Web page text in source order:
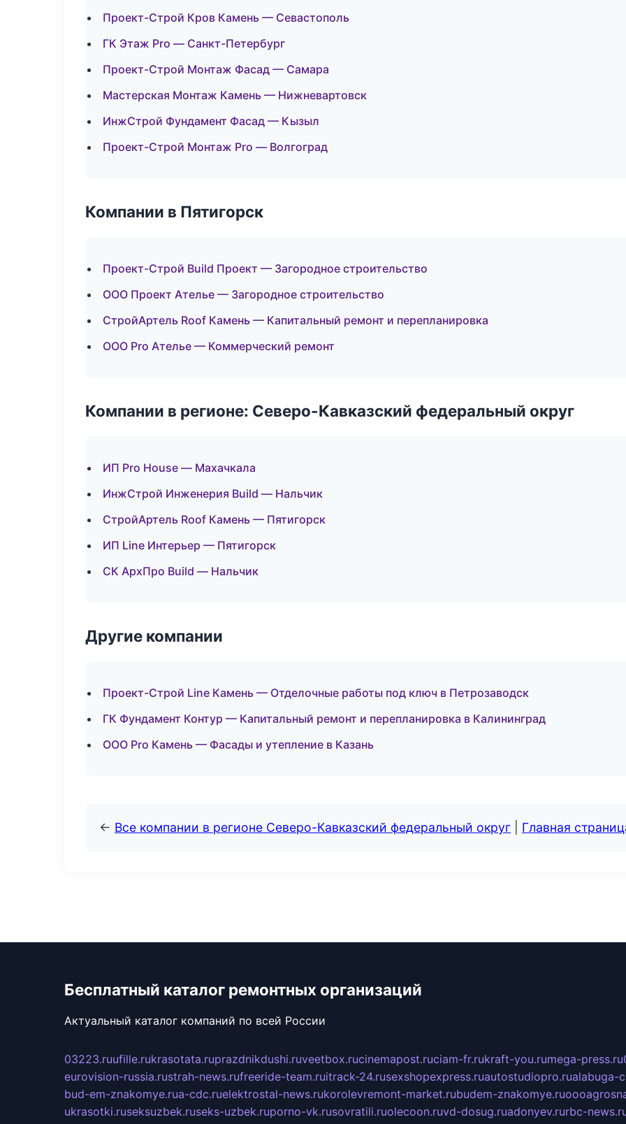
Проект-Строй Кров Камень — Севастополь
ГК Этаж Pro — Санкт-Петербург
Проект-Строй Монтаж Фасад — Самара
Мастерская Монтаж Камень — Нижневартовск
ИнжСтрой Фундамент Фасад — Кызыл
Проект-Строй Монтаж Pro — Волгоград
Компании в Пятигорск
Проект-Строй Build Проект — Загородное строительство
ООО Проект Ателье — Загородное строительство
СтройАртель Roof Камень — Капитальный ремонт и перепланировка
ООО Pro Ателье — Коммерческий ремонт
Компании в регионе: Северо-Кавказский федеральный округ
ИП Pro House — Махачкала
ИнжСтрой Инженерия Build — Нальчик
СтройАртель Roof Камень — Пятигорск
ИП Line Интерьер — Пятигорск
СК АрхПро Build — Нальчик
Другие компании
Проект-Строй Line Камень — Отделочные работы под ключ в Петрозаводск
ГК Фундамент Контур — Капитальный ремонт и перепланировка в Калининград
ООО Pro Камень — Фасады и утепление в Казань
← Все компании в регионе Северо-Кавказский федеральный округ Главная
Бесплатный каталог ремонтных организаций
Актуальный каталог компаний по всей России
03223.ruufille.rukrasotata.ruprazdnikdushi.ruveetbox.rucinemapost.ruciam-fr.rukraft-you.rumega-press.ru
eurovision-russia.rustrah-news.rufreeride-team.ruitrack-24.rusexshopexpress.ruautostudiopro.rualabuga-
bud-em-znakomye.rua-cdc.ruelektrostal-news.rukorolevremont-market.rubudem-znakomye.ru
ukrasotki.ruseksuzbek.ruseks-uzbek.ruporno-vk.rusovratili.ruolecoon.ruvd-dosug.ruadonyev.rurbc-